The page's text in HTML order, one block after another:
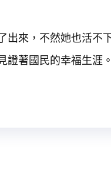
出來，不然她也活不
證著國民的幸福生涯